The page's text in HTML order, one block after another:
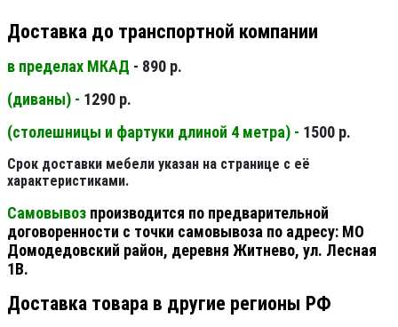
Доставка до транспортной компании
в пределах МКАД - 890 р.
(диваны) - 1290 р.
(столешницы и фартуки длиной 4 метра) - 1500 р.
Срок доставки мебели указан на странице с её
характеристиками.
Самовывоз производится по предварительной
договоренности с точки самовывоза по адресу: МО
Домодедовский район, деревня Житнево, ул. Лесная
1В.
Доставка товара в другие регионы РФ